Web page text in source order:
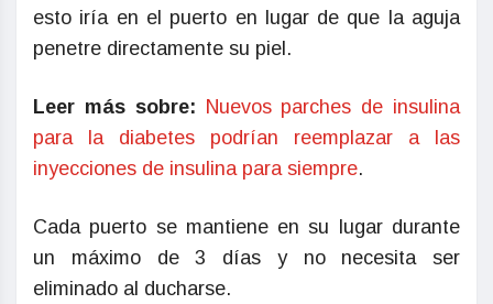
esto iría en el puerto en lugar de que la aguja
penetre directamente su piel.
Leer más sobre: Nuevos parches de insulina
para la diabetes podrían reemplazar a las
inyecciones de insulina para siempre.
Cada puerto se mantiene en su lugar durante
un máximo de 3 días y no necesita ser
eliminado al ducharse.